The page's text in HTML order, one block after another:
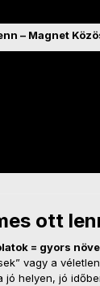
– Magnet
ott
= gyors
vagy a
jó helyen, jó